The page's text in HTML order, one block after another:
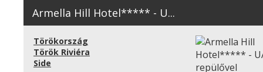
Armella Hill Hotel***** - U...
Törökország
Török Riviéra
Side